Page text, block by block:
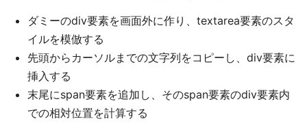
ダミーのdiv要素を画面外に作り、textarea要素のスタ
イルを模倣する
先頭からカーソルまでの文字列をコピーし、div要素に
挿入する
末尾にspan要素を追加し、そのspan要素のdiv要素内
での相対位置を計算する